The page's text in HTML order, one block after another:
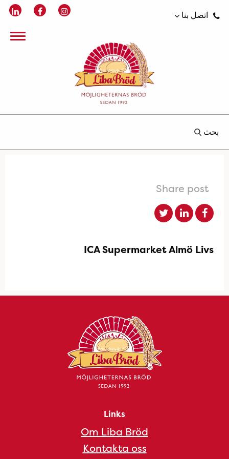
اتصل بنا
بحث
Share post
ICA Supermarket Almö Livs
Links
Om Liba Bröd
Kontakta oss